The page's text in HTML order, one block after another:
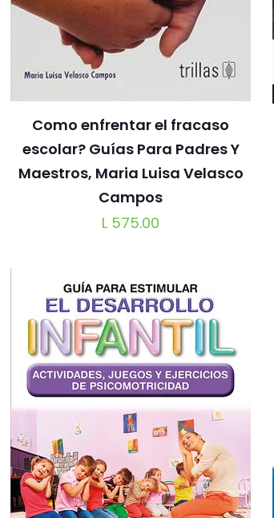
Como enfrentar el fracaso
escolar? Guías Para Padres Y
Maestros, Maria Luisa Velasco
Campos
L 575.00